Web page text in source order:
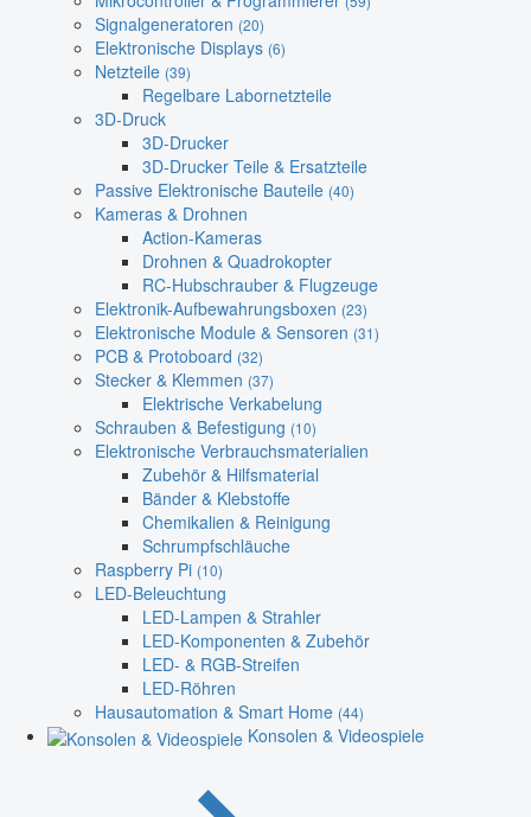
Signalgeneratoren (20)
Elektronische Displays (6)
Netzteile (39)
Regelbare Labornetzteile
3D-Druck
3D-Drucker
3D-Drucker Teile & Ersatzteile
Passive Elektronische Bauteile (40)
Kameras & Drohnen
Action-Kameras
Drohnen & Quadrokopter
RC-Hubschrauber & Flugzeuge
Elektronik-Aufbewahrungsboxen (23)
Elektronische Module & Sensoren (31)
PCB & Protoboard (32)
Stecker & Klemmen (37)
Elektrische Verkabelung
Schrauben & Befestigung (10)
Elektronische Verbrauchsmaterialien
Zubehör & Hilfsmaterial
Bänder & Klebstoffe
Chemikalien & Reinigung
Schrumpfschläuche
Raspberry Pi (10)
LED-Beleuchtung
LED-Lampen & Strahler
LED-Komponenten & Zubehör
LED- & RGB-Streifen
LED-Röhren
Hausautomation & Smart Home (44)
Konsolen & Videospiele